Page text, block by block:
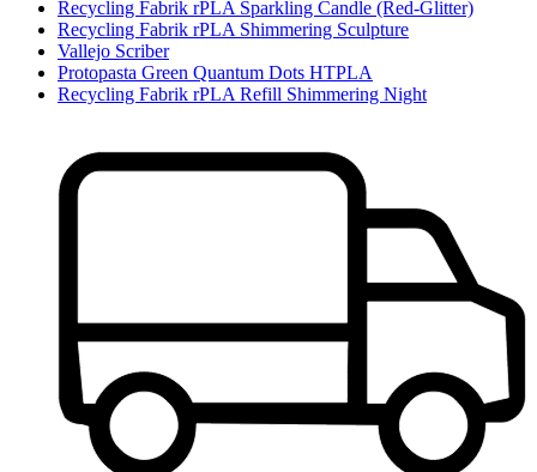
Recycling Fabrik rPLA Sparkling Candle (Red-Glitter)
Recycling Fabrik rPLA Shimmering Sculpture
Vallejo Scriber
Protopasta Green Quantum Dots HTPLA
Recycling Fabrik rPLA Refill Shimmering Night